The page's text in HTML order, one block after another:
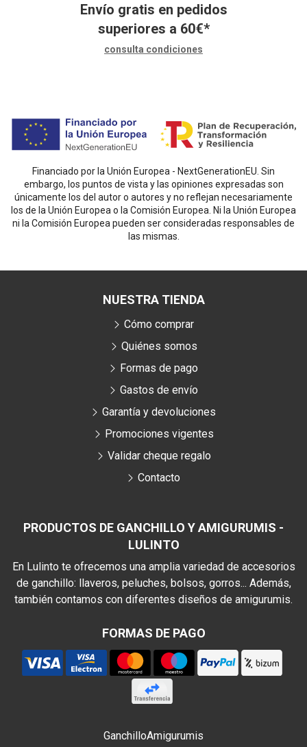
Envío gratis en pedidos
superiores a 60€*
consulta condiciones
Financiado por la Unión Europea - NextGenerationEU. Sin
embargo, los puntos de vista y las opiniones expresadas son
únicamente los del autor o autores y no reflejan necesariamente
los de la Unión Europea o la Comisión Europea. Ni la Unión Europea
ni la Comisión Europea pueden ser consideradas responsables de
las mismas.
PRODUCTOS DE GANCHILLO Y AMIGURUMIS -
LULINTO
En Lulinto te ofrecemos una amplia variedad de accesorios
de ganchillo: llaveros, peluches, bolsos, gorros... Además,
también contamos con diferentes diseños de amigurumis.
FORMAS DE PAGO
NUESTRA TIENDA
Cómo comprar
Quiénes somos
Formas de pago
Gastos de envío
Garantía y devoluciones
Promociones vigentes
Validar cheque regalo
Contacto
GanchilloAmigurumis